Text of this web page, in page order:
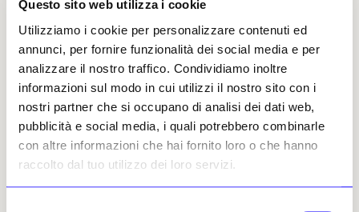
Questo sito web utilizza i cookie
Utilizziamo i cookie per personalizzare contenuti ed
annunci, per fornire funzionalità dei social media e per
analizzare il nostro traffico. Condividiamo inoltre
informazioni sul modo in cui utilizzi il nostro sito con i
nostri partner che si occupano di analisi dei dati web,
pubblicità e social media, i quali potrebbero combinarle
con altre informazioni che hai fornito loro o che hanno
raccolto dal tuo utilizzo dei loro servizi.
tentativo di trovarlo.
Nel frattempo, Markosian si costruisce una
reputazione come fotografa, combinando
diversi approcci e discipline in
uno stile
narrativo unico
a cavallo tra la fotografia
documentaria e quella concettuale
. Vince
premi internazionali e le sue opere vengono
esposte in istituzioni quali il San Francisco